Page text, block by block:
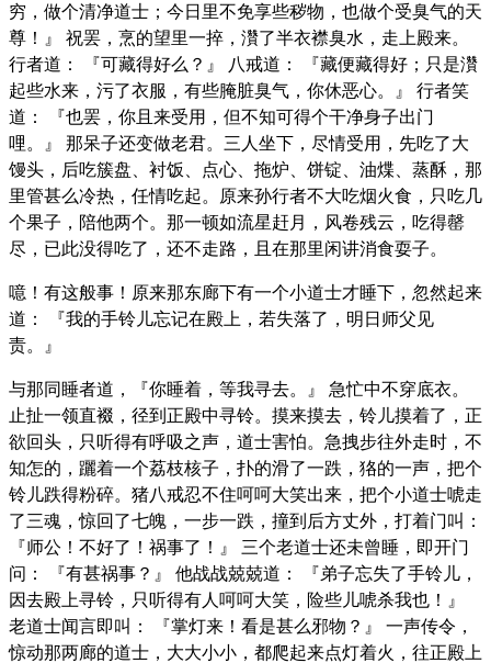
穷，做个清净道士；今日里不免享些秽物，也做个受臭气的天
尊！』 祝罢，烹的望里一捽，灒了半衣襟臭水，走上殿来。
行者道： 『可藏得好么？』 八戒道： 『藏便藏得好；只是灒
起些水来，污了衣服，有些腌脏臭气，你休恶心。』 行者笑
道： 『也罢，你且来受用，但不知可得个干净身子出门
哩。』 那呆子还变做老君。三人坐下，尽情受用，先吃了大
馒头，后吃簇盘、衬饭、点心、拖炉、饼锭、油煠、蒸酥，那
里管甚么冷热，任情吃起。原来孙行者不大吃烟火食，只吃几
个果子，陪他两个。那一顿如流星赶月，风卷残云，吃得罄
尽，已此没得吃了，还不走路，且在那里闲讲消食耍子。
噫！有这般事！原来那东廊下有一个小道士才睡下，忽然起来
道： 『我的手铃儿忘记在殿上，若失落了，明日师父见
责。』
与那同睡者道，『你睡着，等我寻去。』 急忙中不穿底衣。
止扯一领直裰，径到正殿中寻铃。摸来摸去，铃儿摸着了，正
欲回头，只听得有呼吸之声，道士害怕。急拽步往外走时，不
知怎的，躧着一个荔枝核子，扑的滑了一跌，狢的一声，把个
铃儿跌得粉碎。猪八戒忍不住呵呵大笑出来，把个小道士唬走
了三魂，惊回了七魄，一步一跌，撞到后方丈外，打着门叫：
『师公！不好了！祸事了！』 三个老道士还未曾睡，即开门
问： 『有甚祸事？』 他战战兢兢道： 『弟子忘失了手铃儿，
因去殿上寻铃，只听得有人呵呵大笑，险些儿唬杀我也！』
老道士闻言即叫： 『掌灯来！看是甚么邪物？』 一声传令，
惊动那两廊的道士，大大小小，都爬起来点灯着火，往正殿上